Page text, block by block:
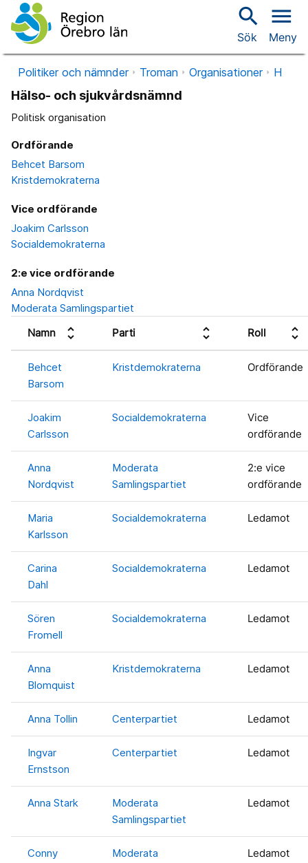
search
Sök
menu
Meny
Politiker och nämnder Troman Organisationer H
Hälso- och sjukvårdsnämnd
Politisk organisation
Ordförande
Behcet Barsom
Kristdemokraterna
Vice ordförande
Joakim Carlsson
Socialdemokraterna
2:e vice ordförande
Anna Nordqvist
Moderata Samlingspartiet
Namn
unfold_more Parti unfold_more Roll unfold_more
Behcet
Barsom
Kristdemokraterna Ordförande
Joakim
Carlsson
Socialdemokraterna
Vice
ordförande
Anna
Nordqvist
Moderata
Samlingspartiet
2:e vice
ordförande
Maria
Karlsson
Socialdemokraterna Ledamot
Carina
Dahl
Socialdemokraterna Ledamot
Sören
Fromell
Socialdemokraterna Ledamot
Anna
Blomquist
Kristdemokraterna Ledamot
Anna Tollin Centerpartiet Ledamot
Ingvar
Ernstson
Centerpartiet Ledamot
Anna Stark
Moderata
Samlingspartiet
Ledamot
Conny
Moderata
Ledamot